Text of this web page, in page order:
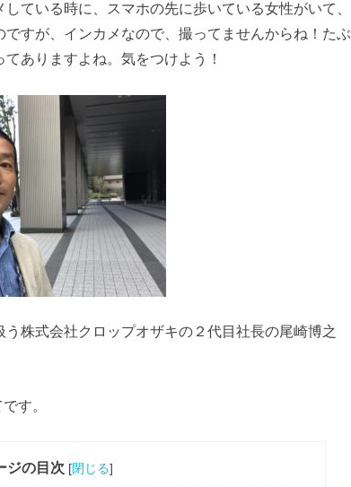
ている時に、スマホの先に歩いている女性がいて、
すが、インカメなので、撮ってませんからね！たぶ
ありますよね。気をつけよう！
株式会社クロップオザキの２代目社長の尾崎博之
す。
ジの目次 [閉じる]